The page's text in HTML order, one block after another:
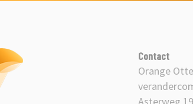
Contact
Orange